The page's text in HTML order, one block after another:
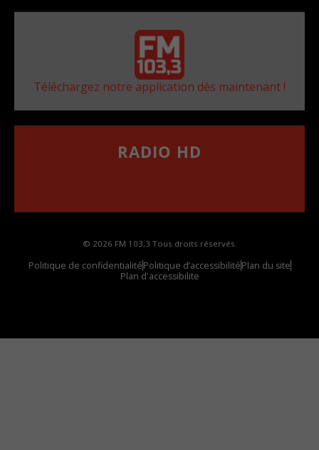
Téléchargez notre application dès maintenant !
RADIO HD
© 2026 FM 103,3 Tous droits réservés.
Politique de confidentialitéPolitique d’accessibilitéPlan du site
Plan d'accessibilite